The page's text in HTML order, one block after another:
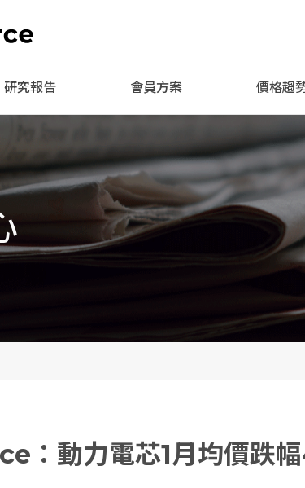
研究報告 會員方案 價格趨
：動力電芯1月均價跌